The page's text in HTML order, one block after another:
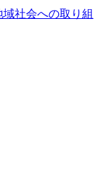
域社会への取り組